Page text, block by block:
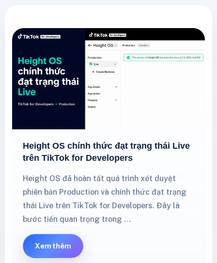
Height OS chính thức đạt trạng thái Live
trên TikTok for Developers
Height OS đã hoàn tất quá trình xét duyệt
phiên bản Production và chính thức đạt trạng
thái Live trên TikTok for Developers. Đây là
bước tiến quan trọng trong …
Xem thêm